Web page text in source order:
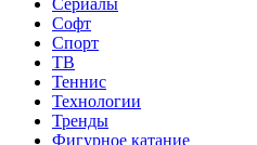
Софт
Спорт
ТВ
Теннис
Технологии
Тренды
Фигурное катание